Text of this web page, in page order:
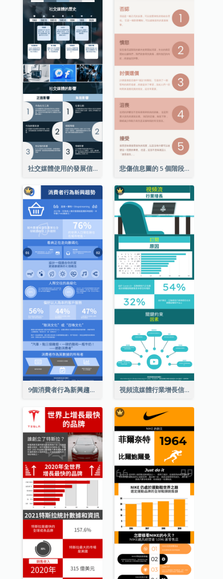
社交媒體使用的發展信息圖表 悲傷信息圖的 5 個階段（附解釋）
9個消費者行為新興趨勢信息圖表 視頻流媒體行業增長信息圖表